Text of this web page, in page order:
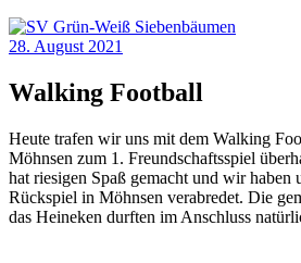
28. August 2021
Walking Football
Heute trafen wir uns mit dem Walking
Möhnsen zum 1. Freundschaftsspiel
hat riesigen Spaß gemacht und wir haben
Rückspiel in Möhnsen verabredet. Die
das Heineken durften im Anschluss